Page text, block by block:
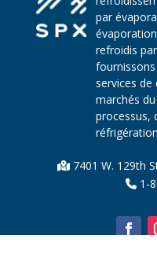
par
refroidis
services de
marchés
processus,
7401 W. 129th
1-